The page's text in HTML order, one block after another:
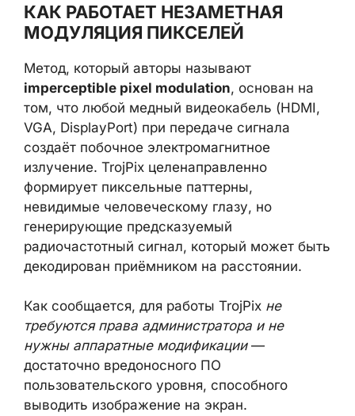
КАК РАБОТАЕТ НЕЗАМЕТНАЯ
Метод, который авторы называют
imperceptible pixel modulation, основан на
том, что любой медный видеокабель
(HDMI, VGA, DisplayPort) при передаче
сигнала создаёт побочное
электромагнитное излучение. TrojPix
целенаправленно формирует пиксельные
паттерны, невидимые человеческому
глазу, но генерирующие предсказуемый
радиочастотный сигнал, который может
расстоянии.
Как сообщается, для работы TrojPix
требуются права администратора и не
нужны аппаратные модификации—
достаточно вредоносного ПО